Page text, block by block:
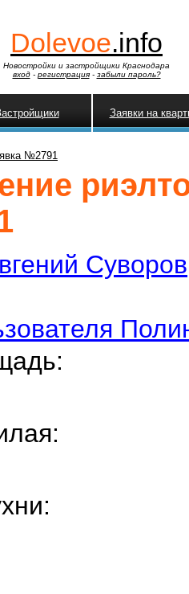
Dolevoe.info
Новостройки и застройщики Краснодара
вход- регистрация- забыли пароль?
Заявки на
№2791
Суворов